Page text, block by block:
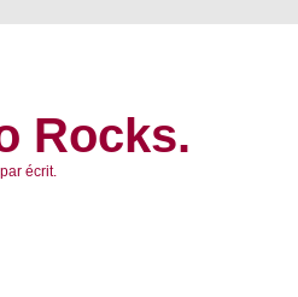
Rocks.
par écrit.